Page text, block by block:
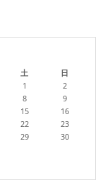
土 日
1
2
8
9
15
16
22
23
29
30